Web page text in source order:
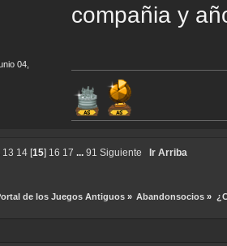
04,
compañia y
13 14[15] 16 17 ... 91 Siguiente Ir Arriba
de los Juegos Antiguos» Abandonsocios »